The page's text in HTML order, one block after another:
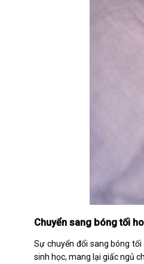
Chuyển sang bóng tối
Sự chuyển đổi sang bóng
sinh học, mang lại giấc ngủ